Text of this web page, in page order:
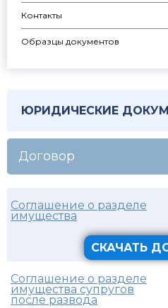
Контакты
Образцы документов
ЮРИДИЧЕСКИЕ
Договор
Соглашение о разделе
имущества
СКАЧАТЬ
Соглашение о разделе
имущества супругов
после развода